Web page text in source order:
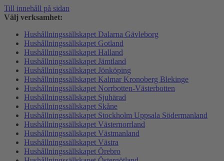
Till innehåll på sidan
Välj verksamhet:
Hushållningssällskapet Dalarna Gävleborg
Hushållningssällskapet Gotland
Hushållningssällskapet Halland
Hushållningssällskapet Jämtland
Hushållningssällskapet Jönköping
Hushållningssällskapet Kalmar Kronoberg Blekinge
Hushållningssällskapet Norrbotten-Västerbotten
Hushållningssällskapet Sjuhärad
Hushållningssällskapet Skåne
Hushållningssällskapet Stockholm Uppsala Södermanland
Hushållningssällskapet Västernorrland
Hushållningssällskapet Västmanland
Hushållningssällskapet Västra
Hushållningssällskapet Örebro